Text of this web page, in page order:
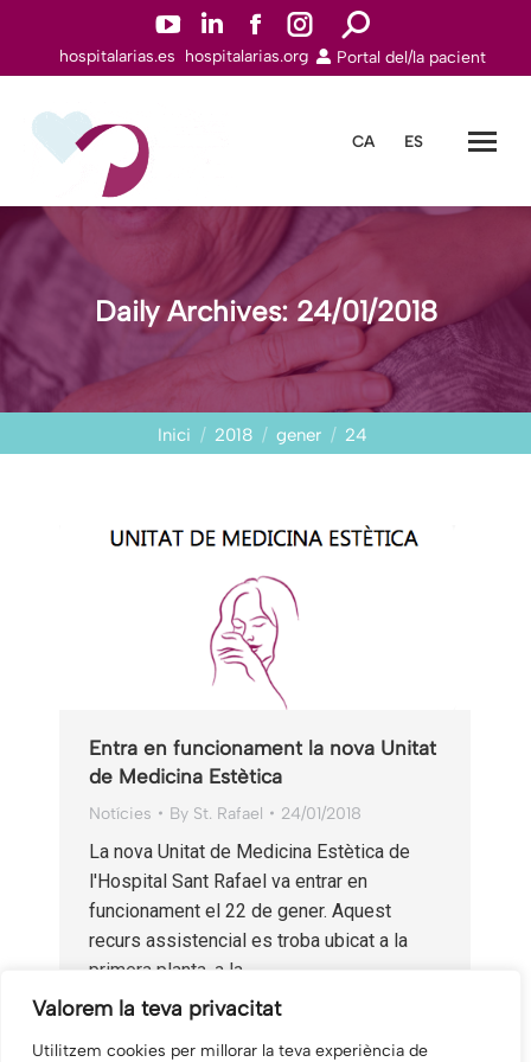
Valorem la teva privacitat
Utilitzem cookies per millorar la teva experiència de
YouTube
page
window
Linkedin
page
window
Facebook
page
window
Instagram
page
window
Search:
hospitalarias.es hospitalarias.org Portal del/la pacient
CA ES
Daily Archives:24/01/2018
Inici 2018 gener 24
Entra en funcionament la nova Unitat
de Medicina Estètica
Notícies By St. Rafael 24/01/2018
La nova Unitat de Medicina Estètica de
l'Hospital Sant Rafael va entrar en
funcionament el 22 de gener. Aquest
recurs assistencial es troba ubicat a la
primera planta, a la…